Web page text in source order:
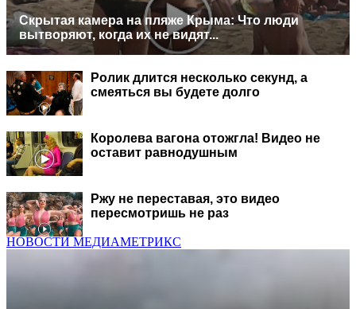
Скрытая камера на пляже Крыма: Что люди
вытворяют, когда их не видят...
Ролик длится несколько секунд, а
смеяться вы будете долго
Королева вагона отожгла! Видео не
оставит равнодушным
Ржу не переставая, это видео
пересмотришь не раз
НОВОСТИ МЕДИАМЕТРИКС